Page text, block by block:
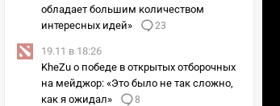
обладает большим количеством
интересных идей»
23
19.11 в 18:26
KheZu о победе в открытых отборочных
на мейджор: «Это было не так сложно,
как я ожидал»
8